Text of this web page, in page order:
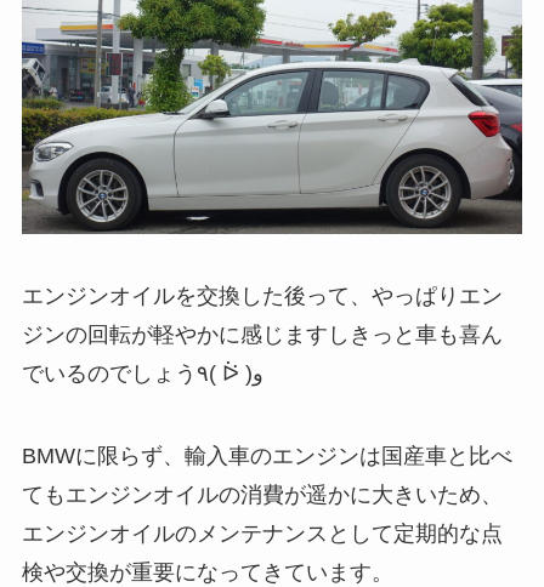
エンジンオイルを交換した後って、やっぱりエン
ジンの回転が軽やかに感じますしきっと車も喜ん
でいるのでしょう٩( ᐖ )و
BMWに限らず、輸入車のエンジンは国産車と比べ
てもエンジンオイルの消費が遥かに大きいため、
エンジンオイルのメンテナンスとして定期的な点
検や交換が重要になってきています。